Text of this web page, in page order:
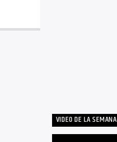
VIDEO DE LA SEMANA